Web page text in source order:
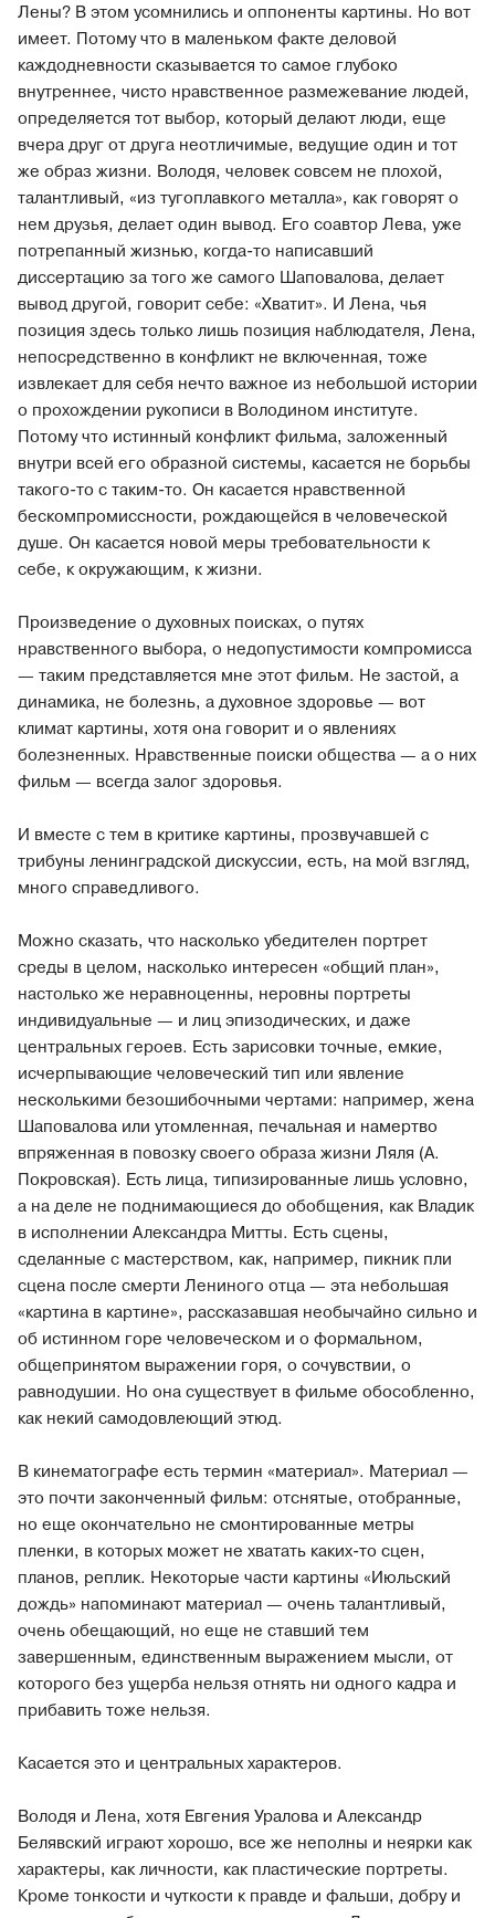
Лены? В этом усомнились и оппоненты картины. Но вот
имеет. Потому что в маленьком факте деловой
каждодневности сказывается то самое глубоко
внутреннее, чисто нравственное размежевание людей,
определяется тот выбор, который делают люди, еще
вчера друг от друга неотличимые, ведущие один и тот
же образ жизни. Володя, человек совсем не плохой,
талантливый, «из тугоплавкого металла», как говорят о
нем друзья, делает один вывод. Его соавтор Лева, уже
потрепанный жизнью, когда-то написавший
диссертацию за того же самого Шаповалова, делает
вывод другой, говорит себе: «Хватит». И Лена, чья
позиция здесь только лишь позиция наблюдателя, Лена,
непосредственно в конфликт не включенная, тоже
извлекает для себя нечто важное из небольшой истории
о прохождении рукописи в Володином институте.
Потому что истинный конфликт фильма, заложенный
внутри всей его образной системы, касается не борьбы
такого-то с таким-то. Он касается нравственной
бескомпромиссности, рождающейся в человеческой
душе. Он касается новой меры требовательности к
себе, к окружающим, к жизни.
Произведение о духовных поисках, о путях
нравственного выбора, о недопустимости компромисса
— таким представляется мне этот фильм. Не застой, а
динамика, не болезнь, а духовное здоровье — вот
климат картины, хотя она говорит и о явлениях
болезненных. Нравственные поиски общества — а о них
фильм — всегда залог здоровья.
И вместе с тем в критике картины, прозвучавшей с
трибуны ленинградской дискуссии, есть, на мой взгляд,
много справедливого.
Можно сказать, что насколько убедителен портрет
среды в целом, насколько интересен «общий план»,
настолько же неравноценны, неровны портреты
индивидуальные — и лиц эпизодических, и даже
центральных героев. Есть зарисовки точные, емкие,
исчерпывающие человеческий тип или явление
несколькими безошибочными чертами: например, жена
Шаповалова или утомленная, печальная и намертво
впряженная в повозку своего образа жизни Ляля (А.
Покровская). Есть лица, типизированные лишь условно,
а на деле не поднимающиеся до обобщения, как Владик
в исполнении Александра Митты. Есть сцены,
сделанные с мастерством, как, например, пикник пли
сцена после смерти Лениного отца — эта небольшая
«картина в картине», рассказавшая необычайно сильно и
об истинном горе человеческом и о формальном,
общепринятом выражении горя, о сочувствии, о
равнодушии. Но она существует в фильме обособленно,
как некий самодовлеющий этюд.
В кинематографе есть термин «материал». Материал —
это почти законченный фильм: отснятые, отобранные,
но еще окончательно не смонтированные метры
пленки, в которых может не хватать каких-то сцен,
планов, реплик. Некоторые части картины «Июльский
дождь» напоминают материал — очень талантливый,
очень обещающий, но еще не ставший тем
завершенным, единственным выражением мысли, от
которого без ущерба нельзя отнять ни одного кадра и
прибавить тоже нельзя.
Касается это и центральных характеров.
Володя и Лена, хотя Евгения Уралова и Александр
Белявский играют хорошо, все же неполны и неярки как
характеры, как личности, как пластические портреты.
Кроме тонкости и чуткости к правде и фальши, добру и